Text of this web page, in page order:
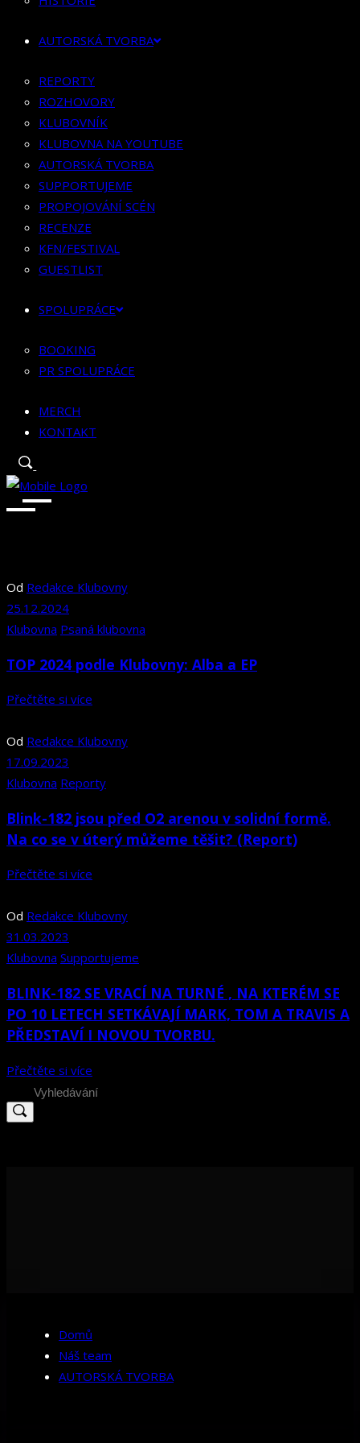
KLUBOVNA NA YOUTUBE
SUPPORTUJEME
PROPOJOVÁNÍ SCÉN
RECENZE
KFN/FESTIVAL
GUESTLIST
SPOLUPRÁCE
BOOKING
PR SPOLUPRÁCE
MERCH
AUTORSKÁ TVORBA
REPORTY
ROZHOVORY
KLUBOVNÍK
KLUBOVNA NA YOUTUBE
AUTORSKÁ TVORBA
SUPPORTUJEME
PROPOJOVÁNÍ SCÉN
RECENZE
KFN/FESTIVAL
GUESTLIST
SPOLUPRÁCE
BOOKING
PR SPOLUPRÁCE
MERCH
KONTAKT
Od Redakce Klubovny
25.12.2024
Klubovna Psaná klubovna
TOP 2024 podle Klubovny: Alba a EP
Přečtěte si více
Od Redakce Klubovny
17.09.2023
Klubovna Reporty
Blink-182 jsou před O2 arenou v solidní formě.
Na co se v úterý můžeme těšit? (Report)
Přečtěte si více
Od Redakce Klubovny
31.03.2023
Klubovna Supportujeme
BLINK-182 SE VRACÍ NA TURNÉ , NA KTERÉM SE
PO 10 LETECH SETKÁVAJÍ MARK, TOM A TRAVIS A
PŘEDSTAVÍ I NOVOU TVORBU.
Přečtěte si více
Search
for:
Domů
Náš team
AUTORSKÁ TVORBA